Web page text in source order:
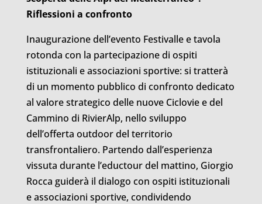
Riflessioni a confronto
Inaugurazione dell’evento Festivalle e tavola
rotonda con la partecipazione di ospiti
istituzionali e associazioni sportive: si tratterà
di un momento pubblico di confronto dedicato
al valore strategico delle nuove Ciclovie e del
Cammino di RivierAlp, nello sviluppo
dell’offerta outdoor del territorio
transfrontaliero. Partendo dall’esperienza
vissuta durante l’eductour del mattino, Giorgio
Rocca guiderà il dialogo con ospiti istituzionali
e associazioni sportive, condividendo